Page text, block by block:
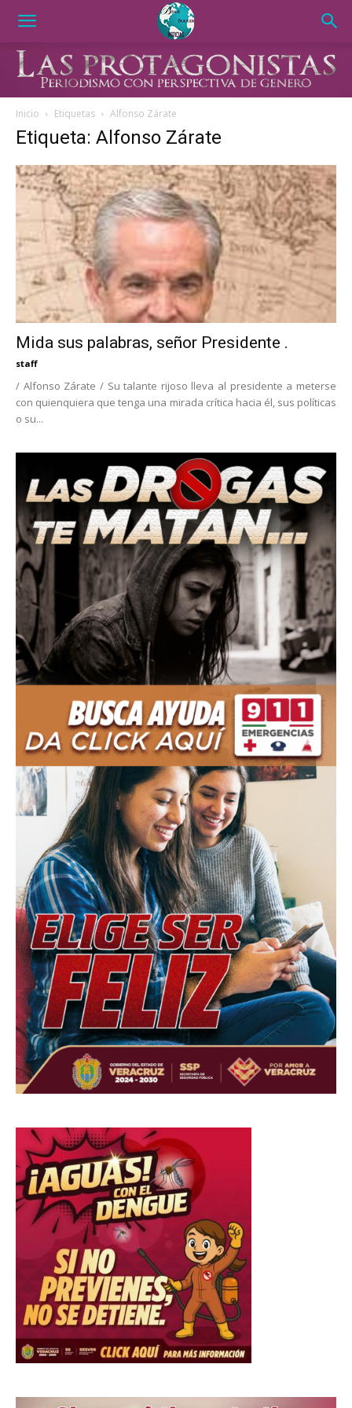
Inicio Etiquetas Alfonso Zárate
Etiqueta: Alfonso Zárate
Mida sus palabras, señor Presidente .
staff
/ Alfonso Zárate / Su talante rijoso lleva al presidente a meterse
con quienquiera que tenga una mirada crítica hacia él, sus políticas
o su...